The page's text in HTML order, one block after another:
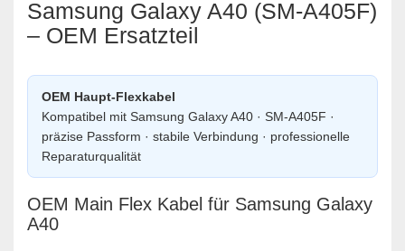
Samsung Galaxy A40 (SM-A405F)
– OEM Ersatzteil
OEM Haupt-Flexkabel
Kompatibel mit Samsung Galaxy A40 · SM-A405F ·
präzise Passform · stabile Verbindung · professionelle
Reparaturqualität
OEM Main Flex Kabel für Samsung Galaxy
A40